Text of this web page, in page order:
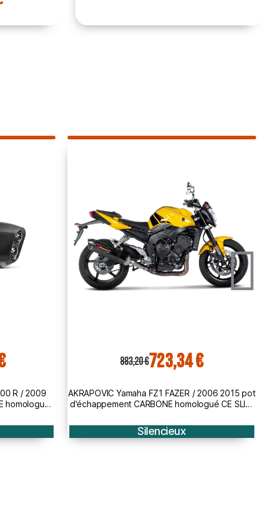
2015 pot
CE SLIP-
831,60 €681,08 €
AKRAPOVIC Yamaha FZ8 / FZ8 FAZER / 2010
2015 pot d'échappement CARBONE homologué
Silencieux